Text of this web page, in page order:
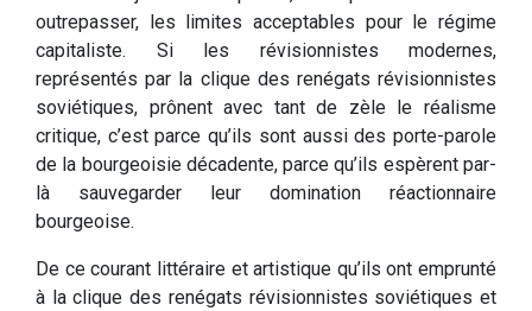
outrepasser, les limites acceptables pour le régime
capitaliste. Si les révisionnistes modernes,
représentés par la clique des renégats révisionnistes
soviétiques, prônent avec tant de zèle le réalisme
critique, c’est parce qu’ils sont aussi des porte-parole
de la bourgeoisie décadente, parce qu’ils espèrent par-
là sauvegarder leur domination réactionnaire
bourgeoise.
De ce courant littéraire et artistique qu’ils ont emprunté
à la clique des renégats révisionnistes soviétiques et